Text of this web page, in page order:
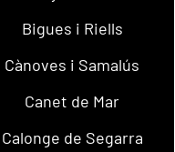
Bigues i Riells
Cànoves i Samalús
Canet de Mar
Calonge de Segarra